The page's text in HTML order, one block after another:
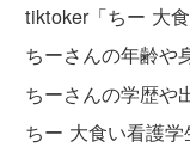
tiktoker「ちー 大
ちーさんの年齢や
ちーさんの学歴や
ちー 大食い看護